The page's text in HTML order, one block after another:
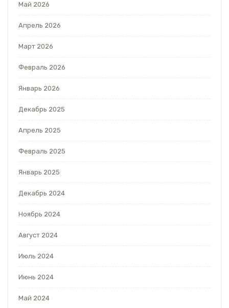
Май 2026
Апрель 2026
Март 2026
Февраль 2026
Январь 2026
Декабрь 2025
Апрель 2025
Февраль 2025
Январь 2025
Декабрь 2024
Ноябрь 2024
Август 2024
Июль 2024
Июнь 2024
Май 2024